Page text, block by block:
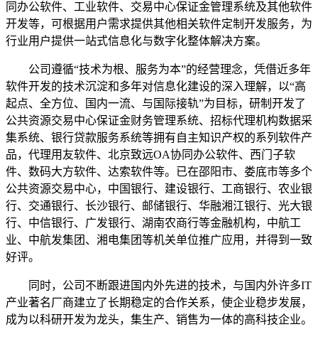
同办公软件、工业软件、交易中心保证金管理系统及其他软件
开发等，可根据用户需求提供其他相关软件定制开发服务，为
行业用户提供一站式信息化与数字化整体解决方案。
公司遵循“技术为根、服务为本”的经营理念，凭借近多年
软件开发的技术沉淀和多年对信息化建设的深入理解，以“高
起点、全方位、国内一流、与国际接轨”为目标，研制开发了
公共资源交易中心保证金财务管理系统、招标代理机构数据采
集系统、银行贷款服务系统等拥有自主知识产权的系列软件产
品，代理用友软件、北京致远OA协同办公软件、西门子软
件、数码大方软件、达索软件等。已在邵阳市、娄底市等多个
公共资源交易中心，中国银行、建设银行、工商银行、农业银
行、交通银行、长沙银行、邮储银行、华融湘江银行、光大银
行、中信银行、广发银行、湖南农商行等金融机构，中航工
业、中航发集团、湘电集团等机关单位推广应用，并得到一致
好评。
同时，公司不断跟进国内外先进的技术，与国内外许多IT
产业著名厂商建立了长期稳定的合作关系，使企业稳步发展，
成为以科研开发为龙头，集生产、销售为一体的高科技企业。